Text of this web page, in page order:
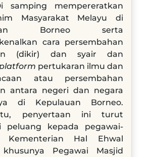
samping mempereratkan
Masyarakat Melayu di
Borneo serta
cara persembahan
(dikir) dan syair dan
pertukaran ilmu dan
atau persembahan
antara negeri dan negara
di Kepulauan Borneo.
penyertaan ini turut
peluang kepada pegawai-
Kementerian Hal Ehwal
khusunya Pegawai Masjid